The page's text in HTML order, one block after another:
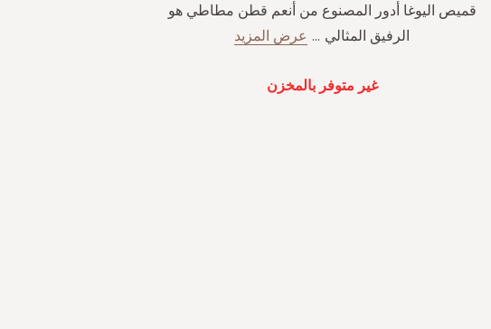
قميص اليوغا أدور المصنوع من أنعم قطن مطاطي هو
الرفيق المثالي ... عرض المزيد
غير متوفر بالمخزن